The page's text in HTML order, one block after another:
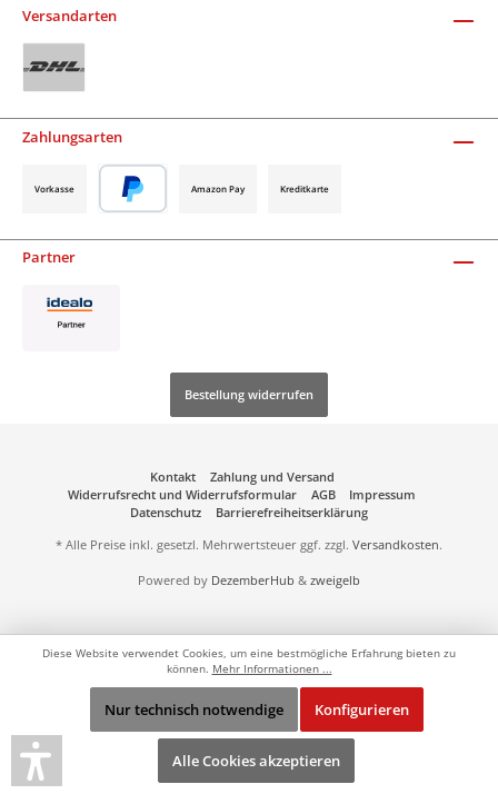
Versandarten
Zahlungsarten
Vorkasse Amazon Pay Kreditkarte
Partner
Bestellung widerrufen
Kontakt
Zahlung und Versand
Widerrufsrecht und Widerrufsformular
AGB
Impressum
Datenschutz
Barrierefreiheitserklärung
* Alle Preise inkl. gesetzl. Mehrwertsteuer ggf. zzgl. Versandkosten.
Powered by DezemberHub & zweigelb
Diese Website verwendet Cookies, um eine bestmögliche Erfahrung bieten zu
können. Mehr Informationen ...
Nur technisch notwendige Konfigurieren
Alle Cookies akzeptieren